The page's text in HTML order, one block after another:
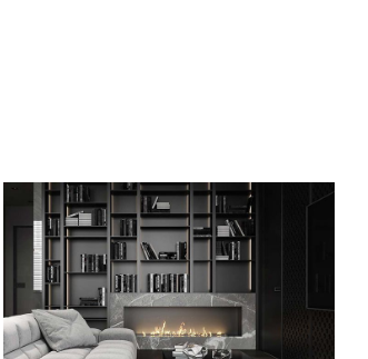
Private House in Spain
FURNITURE